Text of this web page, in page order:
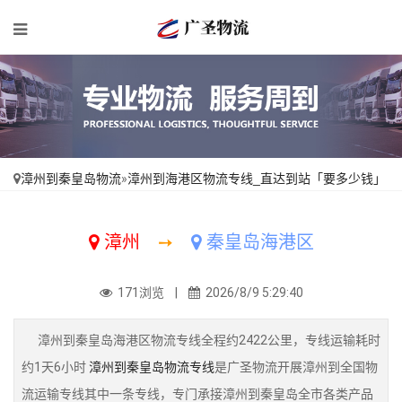
漳州到秦皇岛物流»漳州到海港区物流专线_直达到站「要多少钱」
漳州 ➙ 秦皇岛海港区
171浏览 | 2026/8/9 5:29:40
漳州到秦皇岛海港区物流专线全程约2422公里，专线运输耗时
约1天6小时 漳州到秦皇岛物流专线是广圣物流开展漳州到全国物
流运输专线其中一条专线，专门承接漳州到秦皇岛全市各类产品